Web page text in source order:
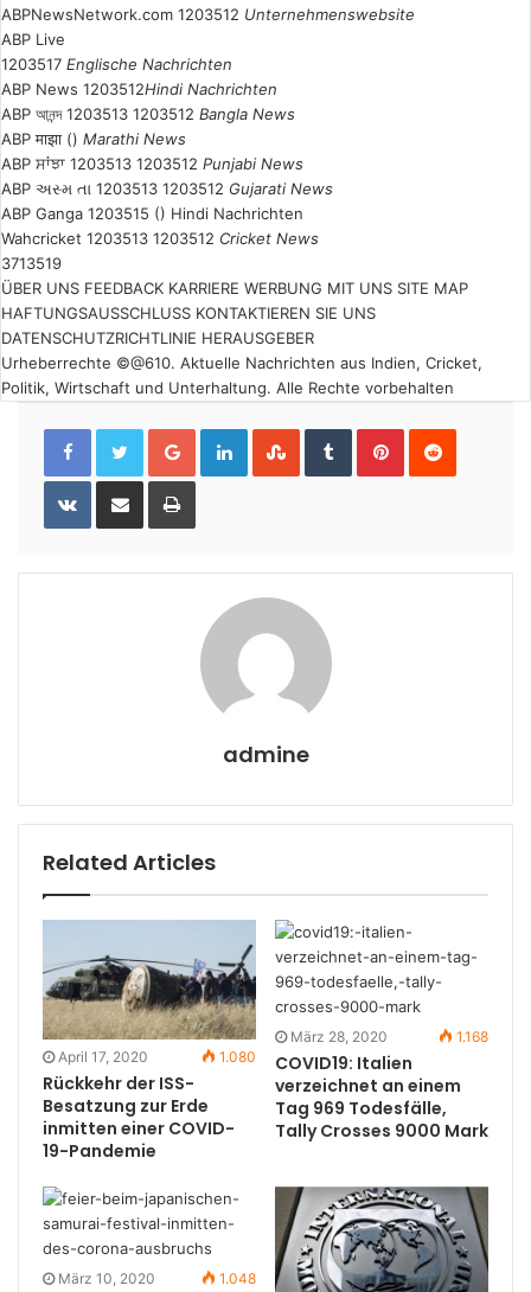
ABPNewsNetwork.com 1203512 Unternehmenswebsite
ABP Live
1203517 Englische Nachrichten
ABP News 1203512Hindi Nachrichten
ABP আনন্দ 1203513 1203512 Bangla News
ABP माझा () Marathi News
ABP ਸਾਂਝਾ 1203513 1203512 Punjabi News
ABP અસ્મ તા 1203513 1203512 Gujarati News
ABP Ganga 1203515 () Hindi Nachrichten
Wahcricket 1203513 1203512 Cricket News
3713519
ÜBER UNS FEEDBACK KARRIERE WERBUNG MIT UNS SITE MAP
HAFTUNGSAUSSCHLUSS KONTAKTIEREN SIE UNS
DATENSCHUTZRICHTLINIE HERAUSGEBER
Urheberrechte ©@610. Aktuelle Nachrichten aus Indien, Cricket,
Politik, Wirtschaft und Unterhaltung. Alle Rechte vorbehalten
Google+LinkedInStumbleUpon
TumblrPinterestReddit
VKontakteShare
Email
Print
admine
Related Articles
April 17, 2020 1.080
Rückkehr der ISS-
Besatzung zur Erde
inmitten einer COVID-
19-Pandemie
März 28, 2020 1.168
COVID19: Italien
verzeichnet an einem
Tag 969 Todesfälle,
Tally Crosses 9000 Mark
März 10, 2020 1.048